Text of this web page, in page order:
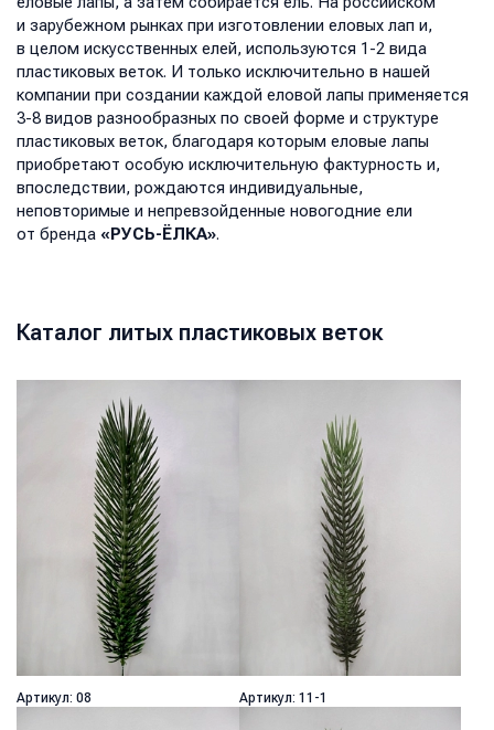
и зарубежном рынках при изготовлении еловых лап и,
в целом искусственных елей, используются 1-2 вида
пластиковых веток. И только исключительно в нашей
компании при создании каждой еловой лапы применяется
3-8 видов разнообразных по своей форме и структуре
пластиковых веток, благодаря которым еловые лапы
приобретают особую исключительную фактурность и,
впоследствии, рождаются индивидуальные,
неповторимые и непревзойденные новогодние ели
от бренда «РУСЬ-ЁЛКА».
Каталог литых пластиковых веток
Артикул: 08 Артикул: 11-1